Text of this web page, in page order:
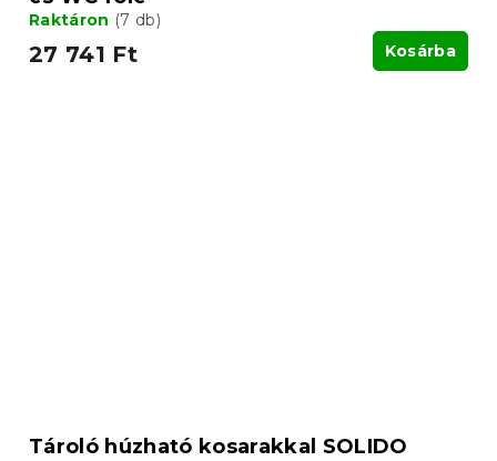
Raktáron (7 db)
27 741 Ft Kosárba
Tároló húzható kosarakkal SOLIDO